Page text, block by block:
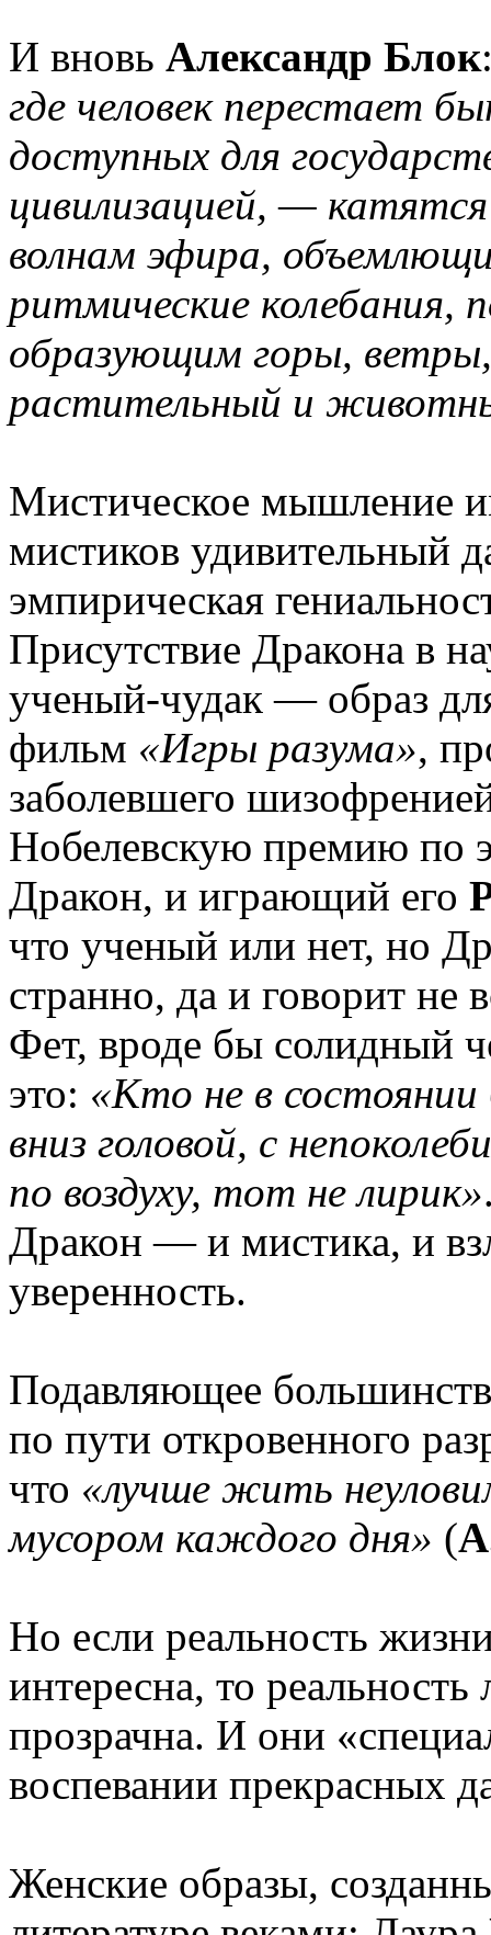
И вновь Александр Блок
где человек перестает
доступных для
цивилизацией, —
волнам эфира,
ритмические колебания,
образующим горы,
растительный и
Мистическое мышление
мистиков удивительный
эмпирическая
Присутствие Дракона в
ученый-чудак — образ
фильм «Игры разума»,
заболевшего
Нобелевскую премию по
Дракон, и играющий его
что ученый или нет, но
странно, да и говорит не
Фет, вроде бы солидный
это: «Кто не в
вниз головой, с
по воздуху, тот не лирик»
Дракон — и мистика, и
уверенность.
Подавляющее
по пути откровенного
что «лучше жить
мусором каждого дня» (
Но если реальность
интересна, то
прозрачна. И они
воспевании прекрасных
Женские образы,